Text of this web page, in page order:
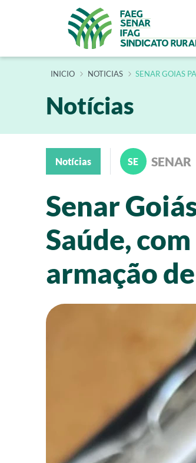
INÍCIO NOTICIAS SENAR GOIAS
Notícias
Notícias SE SENAR
Senar
Saúde,
armação